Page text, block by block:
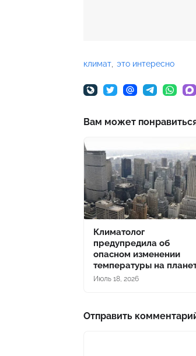
климат это интересно
Вам может
Климатолог
предупредила об
опасном изменении
температуры на
Июль 18, 2026
Отправить